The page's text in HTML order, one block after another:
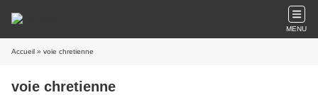
MENU
Accueil » voie chretienne
voie chretienne